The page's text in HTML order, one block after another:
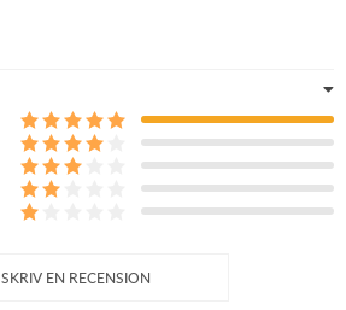
SKRIV EN RECENSION